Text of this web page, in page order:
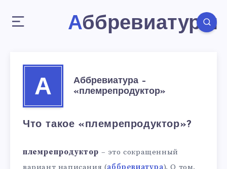
Аббревиатуры
А
Аббревиатура –
«племрепродуктор»
Что такое «племрепродуктор»?
племрепродуктор – это сокращенный
вариант написания (аббревиатура). О том,